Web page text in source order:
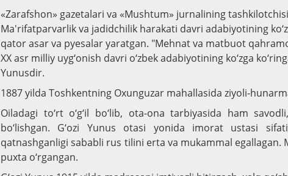
«Zarafshon» gazetalari va «Mushtum» jurnalining
Ma'rifatparvarlik va jadidchilik harakati davri adabiyotining
qator asar va pyesalar yaratgan. "Mehnat va matbuot
XX asr milliy uyg‘onish davri o‘zbek adabiyotining ko‘zga
Yunusdir.
1887 yilda Toshkentning Oxunguzar mahallasida ziyoli-
Oiladagi to‘rt o‘g‘il bo‘lib, ota-ona tarbiyasida ham
bo‘lishgan. G‘ozi Yunus otasi yonida imorat ustasi
qatnashganligi sababli rus tilini erta va mukammal egallagan.
puxta o‘rgangan.